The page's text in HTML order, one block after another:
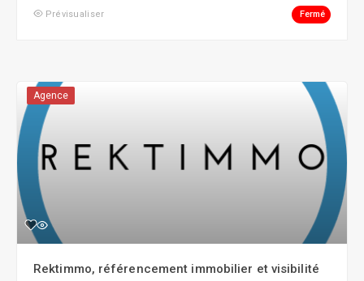
Prévisualiser Fermé
Agence
Rektimmo, référencement immobilier et visibilité